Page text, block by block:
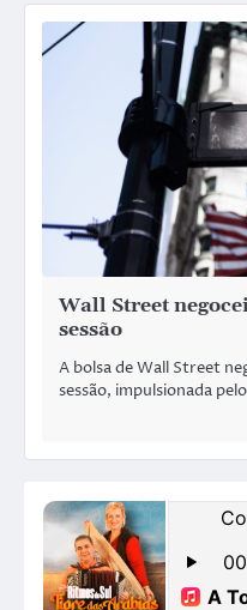
Wall Street
sessão
A bolsa de Wall Street
sessão, impulsionada